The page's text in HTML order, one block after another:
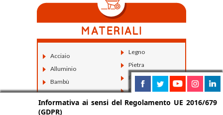
Acciaio
Alluminio
Bambù
Calcestruzzo
Cartongesso
Legno
Pietra
Plastica
PVC
Rame
Informativa ai sensi del Regolamento UE 2016/679
(GDPR)